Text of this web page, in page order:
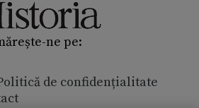
ne pe:
de confidențialitate